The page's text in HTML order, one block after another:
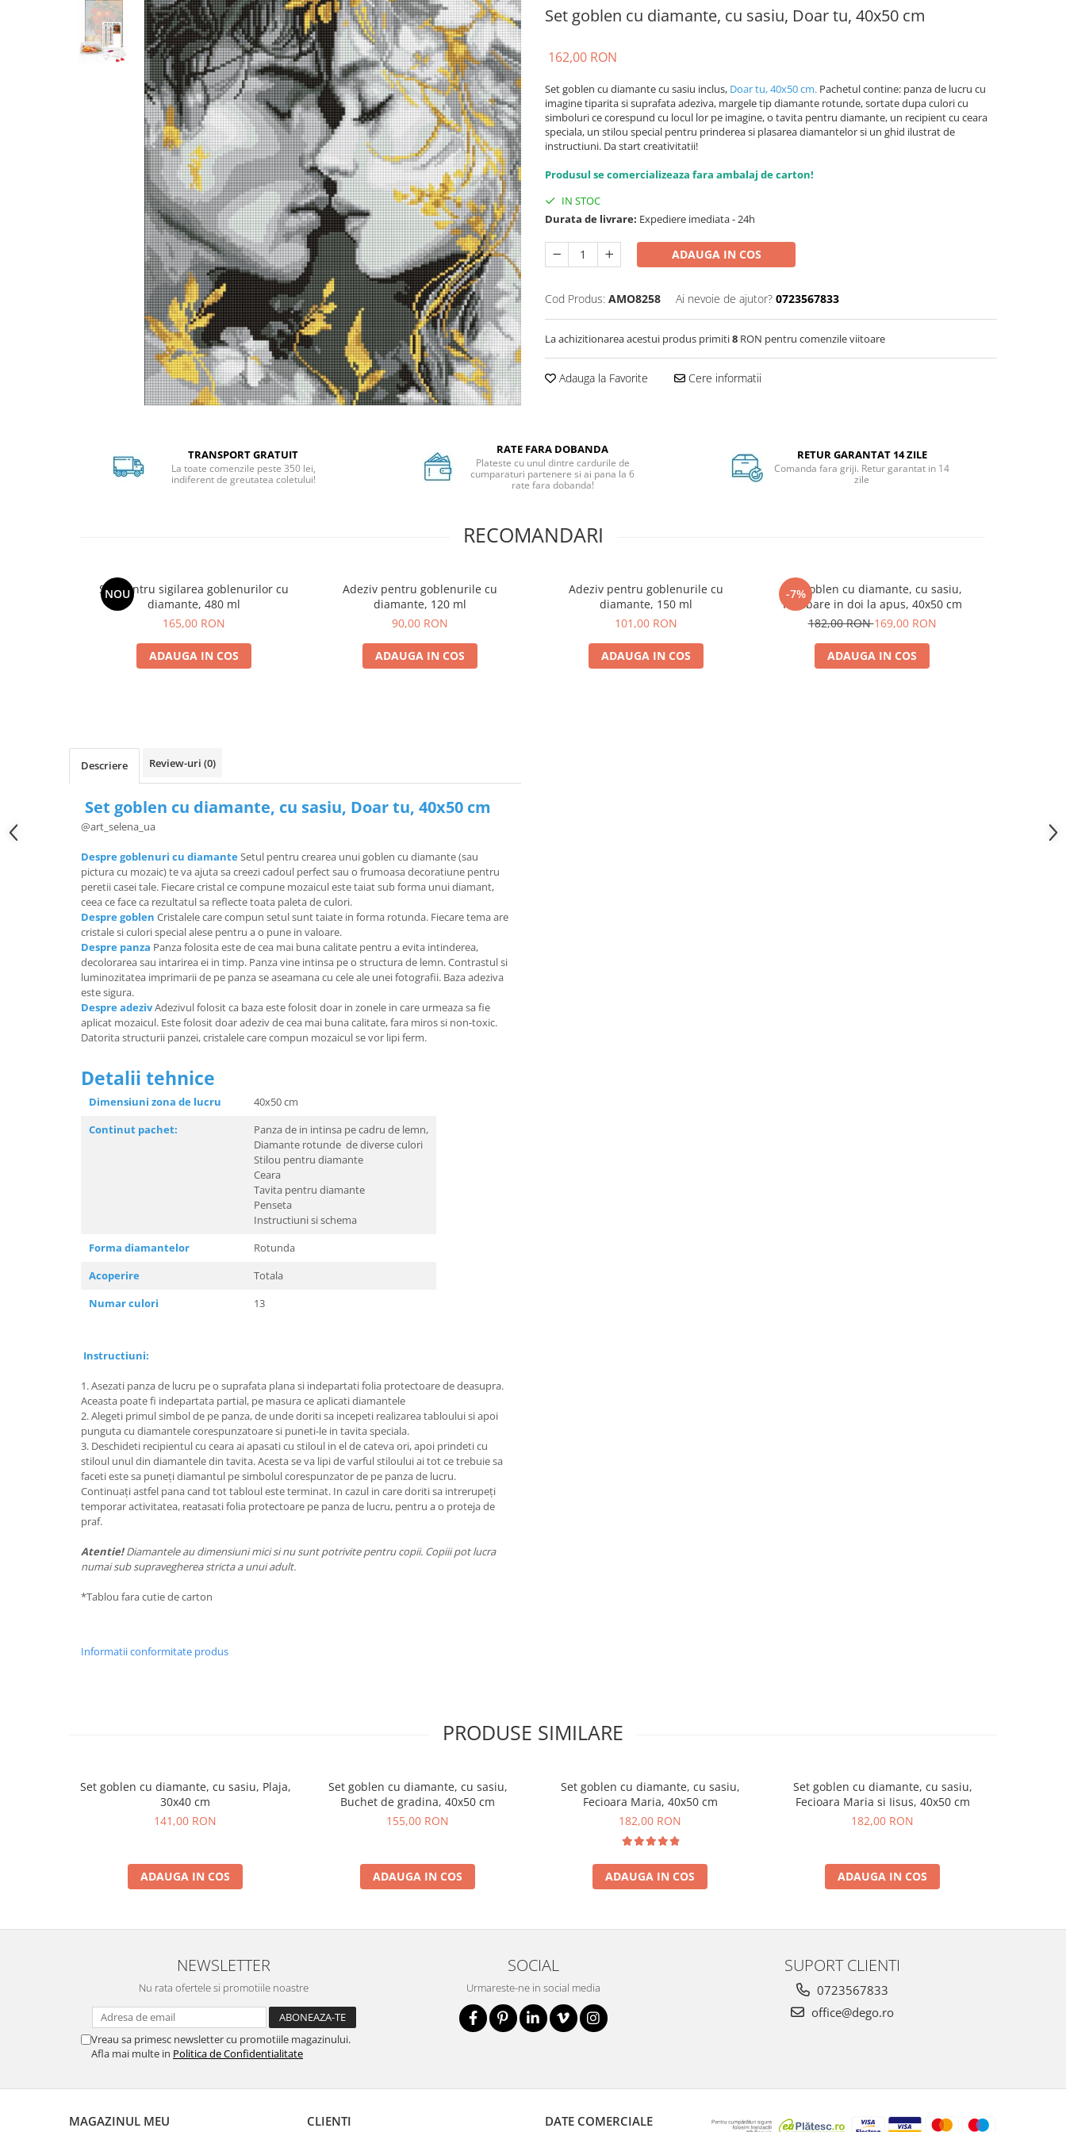
Set goblen cu diamante, cu sasiu, Doar tu, 40x50 cm
Facebook
162,00 RON
Set goblen cu diamante cu sasiu inclus, Doar tu, 40x50 cm. Pachetul contine: panza de lucru cu
imagine tiparita si suprafata adeziva, margele tip diamante rotunde, sortate dupa culori cu
simboluri ce corespund cu locul lor pe imagine, o tavita pentru diamante, un recipient cu ceara
speciala, un stilou special pentru prinderea si plasarea diamantelor si un ghid ilustrat de
instructiuni. Da start creativitatii!
Produsul se comercializeaza fara ambalaj de carton!
IN STOC
Durata de livrare: Expediere imediata - 24h
ADAUGA IN COS
Cod Produs: AMO8258 Ai nevoie de ajutor? 0723567833
La achizitionarea acestui produs primiti8 RON pentru comenzile viitoare
Adauga la Favorite Cere informatii
TRANSPORT GRATUIT
La toate comenzile peste 350 lei,
indiferent de greutatea coletului!
RATE FARA DOBANDA
Plateste cu unul dintre cardurile de
cumparaturi partenere si ai pana la 6
rate fara dobanda!
RETUR GARANTAT 14 ZILE
Comanda fara griji. Retur garantat in 14
zile
RECOMANDARI
NOU
Set pentru sigilarea goblenurilor cu
diamante, 480 ml
165,00 RON
ADAUGA IN COS
Adeziv pentru goblenurile cu
diamante, 120 ml
90,00 RON
ADAUGA IN COS
Adeziv pentru goblenurile cu
diamante, 150 ml
101,00 RON
ADAUGA IN COS
-7%
Set goblen cu diamante, cu sasiu,
Plimbare in doi la apus, 40x50 cm
182,00 RON169,00 RON
ADAUGA IN COS
Descriere Review-uri (0)
Set goblen cu diamante, cu sasiu, Doar tu, 40x50 cm
@art_selena_ua
Despre goblenuri cu diamanteSetul pentru crearea unui goblen cu diamante (sau
pictura cu mozaic) te va ajuta sa creezi cadoul perfect sau o frumoasa decoratiune pentru
peretii casei tale. Fiecare cristal ce compune mozaicul este taiat sub forma unui diamant,
ceea ce face ca rezultatul sa reflecte toata paleta de culori.
Despre goblen Cristalele care compun setul sunt taiate in forma rotunda. Fiecare tema are
cristale si culori special alese pentru a o pune in valoare.
Despre panza Panza folosita este de cea mai buna calitate pentru a evita intinderea,
decolorarea sau intarirea ei in timp. Panza vine intinsa pe o structura de lemn. Contrastul si
luminozitatea imprimarii de pe panza se aseamana cu cele ale unei fotografii. Baza adeziva
este sigura.
Despre adezivAdezivul folosit ca baza este folosit doar in zonele in care urmeaza sa fie
aplicat mozaicul. Este folosit doar adeziv de cea mai buna calitate, fara miros si non-toxic.
Datorita structurii panzei, cristalele care compun mozaicul se vor lipi ferm.
Detalii tehnice
Dimensiuni zona de lucru
40x50 cm
Continut pachet:
Panza de in intinsa pe cadru de lemn,
Diamante rotunde de diverse culori
Stilou pentru diamante
Ceara
Tavita pentru diamante
Penseta
Instructiuni si schema
Forma diamantelor
Rotunda
Acoperire
Totala
Numar culori
13
Instructiuni:
1. Asezati panza de lucru pe o suprafata plana si indepartati folia protectoare de deasupra.
Aceasta poate fi indepartata partial, pe masura ce aplicati diamantele
2. Alegeti primul simbol de pe panza, de unde doriti sa incepeti realizarea tabloului si apoi
punguta cu diamantele corespunzatoare si puneti-le in tavita speciala.
3. Deschideti recipientul cu ceara ai apasati cu stiloul in el de cateva ori, apoi prindeti cu
stiloul unul din diamantele din tavita. Acesta se va lipi de varful stiloului ai tot ce trebuie sa
faceti este sa puneți diamantul pe simbolul corespunzator de pe panza de lucru.
Continuați astfel pana cand tot tabloul este terminat. In cazul in care doriti sa intrerupeți
temporar activitatea, reatasati folia protectoare pe panza de lucru, pentru a o proteja de
praf.
Atentie!Diamantele au dimensiuni mici si nu sunt potrivite pentru copii. Copiii pot lucra
numai sub supravegherea stricta a unui adult.
*Tablou fara cutie de carton
Informatii conformitate produs
PRODUSE SIMILARE
Set goblen cu diamante, cu sasiu, Plaja,
30x40 cm
141,00 RON
ADAUGA IN COS
Set goblen cu diamante, cu sasiu,
Buchet de gradina, 40x50 cm
155,00 RON
ADAUGA IN COS
Set goblen cu diamante, cu sasiu,
Fecioara Maria, 40x50 cm
182,00 RON
ADAUGA IN COS
Set goblen cu diamante, cu sasiu,
Fecioara Maria si Iisus, 40x50 cm
182,00 RON
ADAUGA IN COS
NEWSLETTER
Nu rata ofertele si promotiile noastre
Vreau sa primesc newsletter cu promotiile magazinului.
Afla mai multe in Politica de Confidentialitate
SOCIAL
Urmareste-ne in social media
SUPORT CLIENTI
0723567833
office@dego.ro
MAGAZINUL MEU CLIENTI DATE COMERCIALE